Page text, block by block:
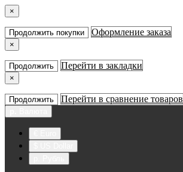
×
Продолжить покупки Оформление заказа
×
Продолжить Перейти в закладки
×
Продолжить Перейти в сравнение товаров